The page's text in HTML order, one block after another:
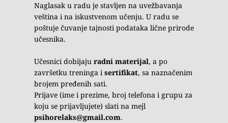
Naglasak u radu je stavljen na uvežbavanja
veština i na iskustvenom učenju. U radu se
poštuje čuvanje tajnosti podataka lične prirode
učesnika.
Učesnici dobijaju radni materijal, a po
završetku treninga i sertifikat, sa naznačenim
brojem pređenih sati.
Prijave (ime i prezime, broj telefona i grupu za
koju se prijavljujete) slati na mejl
psihorelaks@gmail.com.